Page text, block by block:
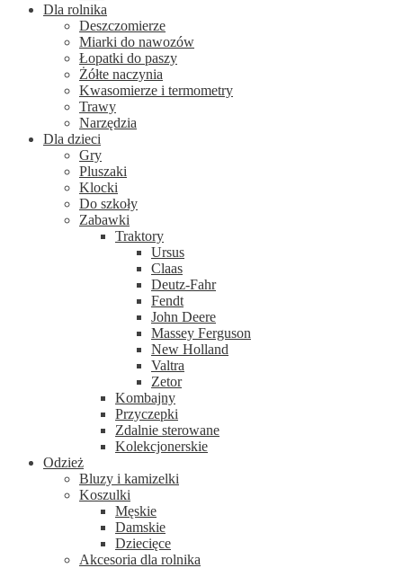
Dla rolnika
Deszczomierze
Miarki do nawozów
Łopatki do paszy
Żółte naczynia
Kwasomierze i termometry
Trawy
Narzędzia
Dla dzieci
Gry
Pluszaki
Klocki
Do szkoły
Zabawki
Traktory
Ursus
Claas
Deutz-Fahr
Fendt
John Deere
Massey Ferguson
New Holland
Valtra
Zetor
Kombajny
Przyczepki
Zdalnie sterowane
Kolekcjonerskie
Odzież
Bluzy i kamizelki
Koszulki
Męskie
Damskie
Dziecięce
Akcesoria dla rolnika